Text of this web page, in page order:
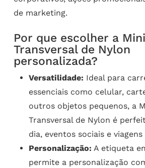
de marketing.
Por que escolher a
Transversal de Nylon
personalizada?
Versatilidade: Ideal para
essenciais como celular,
outros objetos pequenos, a
Transversal de Nylon é
dia, eventos sociais e
Personalização: A etiqueta
permite a personalização